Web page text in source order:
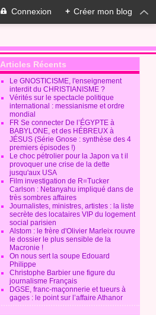
Connexion + Créer mon blog
Articles Récents
Le GNOSTICISME, l'enseignement
interdit du CHRISTIANISME ?
Vérités sur le spectacle politique
international : messianisme et ordre
mondial
FR Se connecter De l’ÉGYPTE à
BABYLONE, et des HÉBREUX à
JÉSUS (Série Gnose : synthèse des 4
premiers épisodes !)
Le choc pétrolier pour la Japon va t il
provoquer une crise de la dette
jusqu'aux USA
Film investigation de R=Tucker
Carlson : Netanyahu impliqué dans de
très sombres affaires
Journalistes, ministres, artistes : la liste
secrète des locataires VIP du logement
social parisien
Alstom : le frère d'Olivier Marleix rouvre
le dossier le plus sensible de la
Macronie !
On nous sert la soupe Edouard
Philippe
Christophe Barbier une figure du
journalisme Français
DGSE, franc-maçonnerie et tueurs à
gages : le point sur l’affaire Athanor